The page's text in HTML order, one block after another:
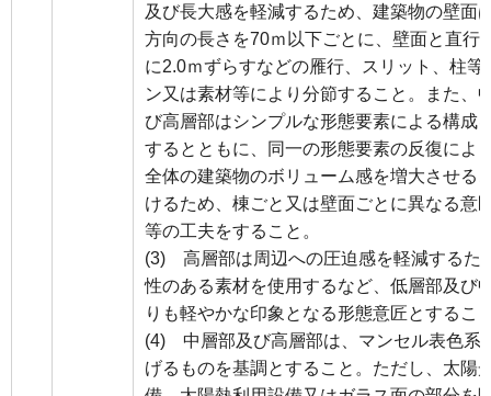
及び長大感を軽減するため、建築物の壁面
方向の長さを70ｍ以下ごとに、壁面と直行
に2.0ｍずらすなどの雁行、スリット、柱等
ン又は素材等により分節すること。また、
び高層部はシンプルな形態要素による構成
するとともに、同一の形態要素の反復によ
全体の建築物のボリューム感を増大させる
けるため、棟ごと又は壁面ごとに異なる意
等の工夫をすること。
(3) 高層部は周辺への圧迫感を軽減するた
性のある素材を使用するなど、低層部及び
りも軽やかな印象となる形態意匠とするこ
(4) 中層部及び高層部は、マンセル表色系
げるものを基調とすること。ただし、太陽